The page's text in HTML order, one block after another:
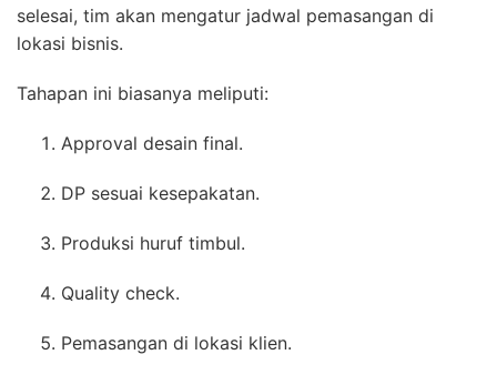
selesai, tim akan mengatur jadwal pemasangan di
lokasi bisnis.
Tahapan ini biasanya meliputi:
Approval desain final.
DP sesuai kesepakatan.
Produksi huruf timbul.
Quality check.
Pemasangan di lokasi klien.